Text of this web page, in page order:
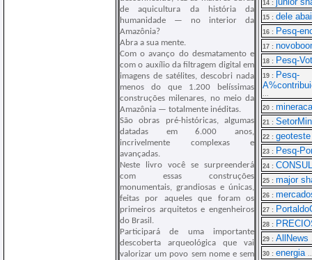
de aquicultura da história da
humanidade — no interior da
Amazônia?
Abra a sua mente.
Com o avanço do desmatamento e
com o auxílio da filtragem digital em
imagens de satélites, descobri nada
menos do que 1.200 belíssimas
construções milenares, no meio da
Amazônia — totalmente inéditas.
São obras pré-históricas, algumas
datadas em 6.000 anos,
incrivelmente complexas e
avançadas.
Neste livro você se surpreenderá
com essas construções
monumentais, grandiosas e únicas,
feitas por aqueles que foram os
primeiros arquitetos e engenheiros
do Brasil.
Participará de uma importante
descoberta arqueológica que vai
valorizar um povo sem nome e sem
14 :
15 : dele
16 : Pesq-
17 :
18 : Pesq-
19 : Pesq-
...
20 :
21 :
22 :
23 : Pesq-
24 :
25 : major
26 :
27 :
28 :
29 : AllNews
30 : energia